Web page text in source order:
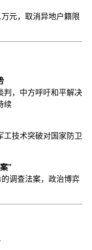
元，取消异地户籍限
判，中方呼吁和平解决
续
工技术突破对国家防卫
”​
调查法案，政治博弈